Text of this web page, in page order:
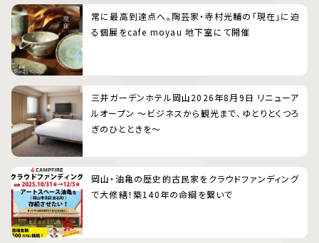
常に最高到達点へ。陶芸家・寺村光輔の「現在」に迫
る個展をcafe moyau 地下室にて開催
三井ガーデンホテル岡山2026年8月9日 リニューア
ルオープン 〜ビジネスから観光まで、ゆとりとくつろ
ぎのひとときを〜
岡山・油亀の歴史的古民家をクラウドファンディング
で大修繕！築140年の命綱を繋いで